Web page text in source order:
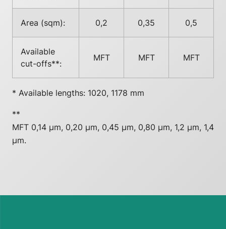
Area (sqm): 0,2 0,35 0,5
Available
cut-offs**:
MFT MFT MFT
* Available lengths: 1020, 1178 mm
**
MFT 0,14 µm, 0,20 µm, 0,45 µm, 0,80 µm, 1,2 µm, 1,4
µm.